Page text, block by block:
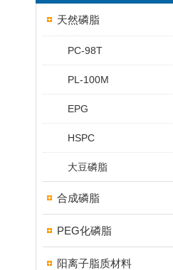
天然磷脂
PC-98T
PL-100M
EPG
HSPC
大豆磷脂
合成磷脂
PEG化磷脂
阳离子脂质材料